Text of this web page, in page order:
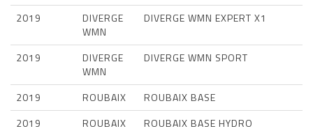
2019
DIVERGE
WMN
DIVERGE WMN EXPERT X1
2019
DIVERGE
WMN
DIVERGE WMN SPORT
2019 ROUBAIX
ROUBAIX BASE
2019
ROUBAIX
ROUBAIX BASE HYDRO